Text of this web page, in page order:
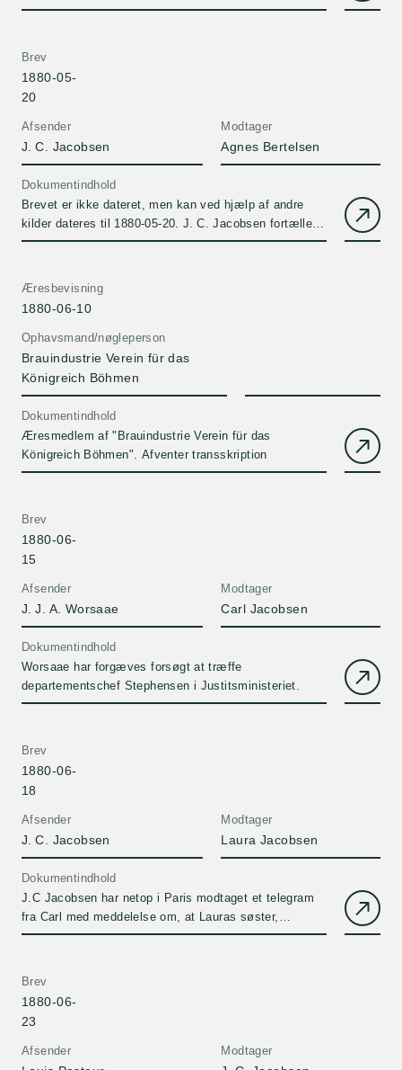
af plancher med forklaringer af et opvarmnings- og
på Carlsberg af M. J. C. Jacobsen. Fremlagt af
Afsender
J. C. Jacobsen
Brev
1880-05-
20
Modtager
Agnes Bertelsen
Dokumentindhold
Brevet er ikke dateret, men kan ved hjælp af andre
kilder dateres til 1880-05-20. J. C. Jacobsen fortæller
om turen over Østersøen.
Ophavsmand/nøgleperson
Brauindustrie Verein für das
Königreich Böhmen
Æresbevisning
1880-06-10
Dokumentindhold
Æresmedlem af "Brauindustrie Verein für das
Königreich Böhmen". Afventer transskription
Afsender
J. J. A. Worsaae
Brev
1880-06-
15
Modtager
Carl Jacobsen
Dokumentindhold
Worsaae har forgæves forsøgt at træffe
departementschef Stephensen i Justitsministeriet.
Afsender
J. C. Jacobsen
Brev
1880-06-
18
Modtager
Laura Jacobsen
Dokumentindhold
J.C Jacobsen har netop i Paris modtaget et telegram
fra Carl med meddelelse om, at Lauras søster,
Nicoline Faye, er død.
Afsender
Brev
1880-06-
23
Modtager